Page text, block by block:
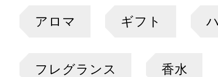
アロマ ギフト
フレグランス 香水